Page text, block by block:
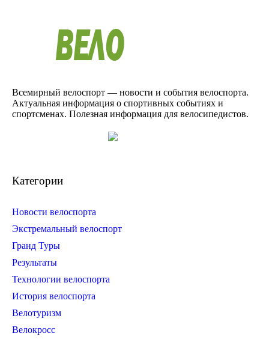
Всемирный велоспорт — новости и события велоспорта.
Актуальная информация о спортивных событиях и
спортсменах. Полезная информация для велосипедистов.
Категории
Новости велоспорта
Экстремальный велоспорт
Гранд Туры
Результаты
Технологии велоспорта
История велоспорта
Велотуризм
Велокросс